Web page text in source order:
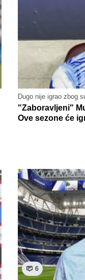
Dugo nije igrao zbog
"Zaboravljeni"
Ove sezone će
6